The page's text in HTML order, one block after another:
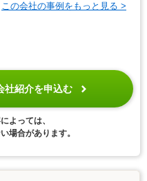
この会社の事例をもっと見る >
社紹介を申込む
よっては、
場合があります。